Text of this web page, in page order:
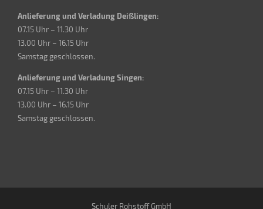
Anlieferung und Verladung Deißlingen:
07.15 Uhr – 11.30 Uhr
13.00 Uhr – 16.15 Uhr
Samstag geschlossen.
Anlieferung und Verladung Singen:
07.15 Uhr – 11.30 Uhr
13.00 Uhr – 16.15 Uhr
Samstag geschlossen.
Schuler Rohstoff GmbH